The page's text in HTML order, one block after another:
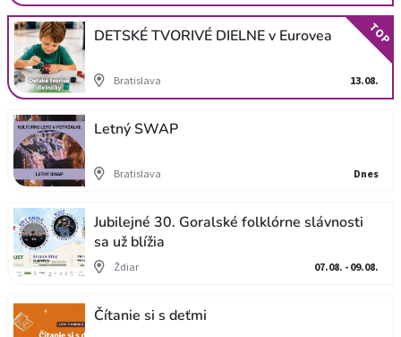
DETSKÉ TVORIVÉ DIELNE v Eurovea
Bratislava 13.08.
TOP
Letný SWAP
Bratislava Dnes
Jubilejné 30. Goralské folklórne slávnosti
sa už blížia
Ždiar 07.08. - 09.08.
Čítanie si s deťmi